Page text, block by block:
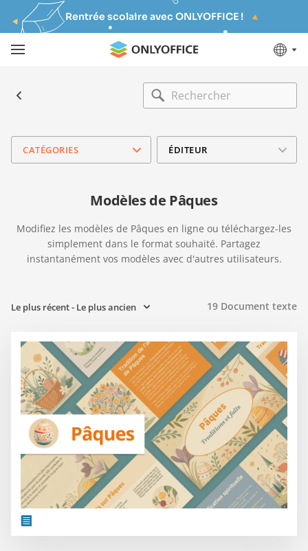
Rentrée scolaire avec ONLYOFFICE !
CATÉGORIES ÉDITEUR
Modèles de Pâques
Modifiez les modèles de Pâques en ligne ou téléchargez-les
simplement dans le format souhaité. Partagez
instantanément vos modèles avec d'autres utilisateurs.
Le plus récent - Le plus ancien 19 Document texte